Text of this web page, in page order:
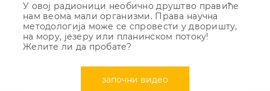
У овој радионици необично друштво правиће
нам веома мали организми. Права научна
методологија може се спровести у дворишту,
на мору, језеру или планинском потоку!
Желите ли да пробате?
започни видео